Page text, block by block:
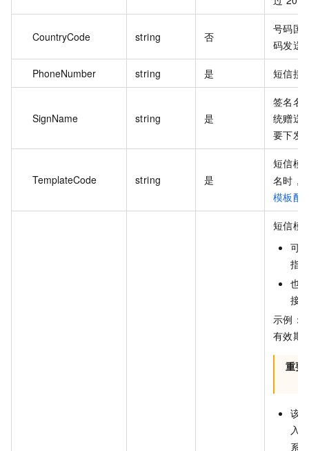
CountryCode string 否
号码国
码发送
PhoneNumber string 是 短信接
SignName string 是
签名名
统赠送
要下发
TemplateCode string 是
短信模
名时，
模板配
短信模
可
指
也
接
示例：
有效期
重要
该
入
系